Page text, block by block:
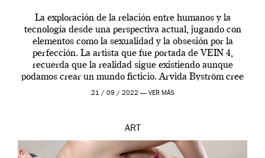
La exploración de la relación entre humanos y la
tecnología desde una perspectiva actual, jugando con
elementos como la sexualidad y la obsesión por la
perfección. La artista que fue portada de VEIN 4,
recuerda que la realidad sigue existiendo aunque
podamos crear un mundo ficticio. Arvida Byström cree
que los humanos tienen un complejo […]
21 / 09 / 2022 — VER MÁS
ART